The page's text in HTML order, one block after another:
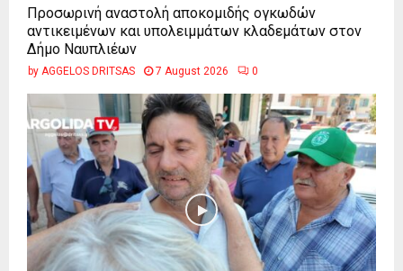
Προσωρινή αναστολή αποκομιδής ογκωδών
αντικειμένων και υπολειμμάτων κλαδεμάτων στον
Δήμο Ναυπλιέων
by AGGELOS DRITSAS 7 August 2026 0